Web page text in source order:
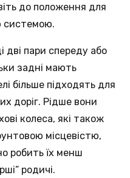
до положення для
системою.
дві пари спереду або
задні мають
більше підходять для
доріг. Рідше вони
колеса, які також
місцевістю,
робить їх менш
родичі.